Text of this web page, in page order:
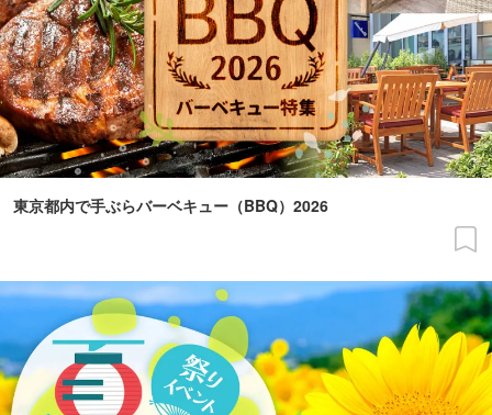
東京都内で手ぶらバーベキュー（BBQ）2026